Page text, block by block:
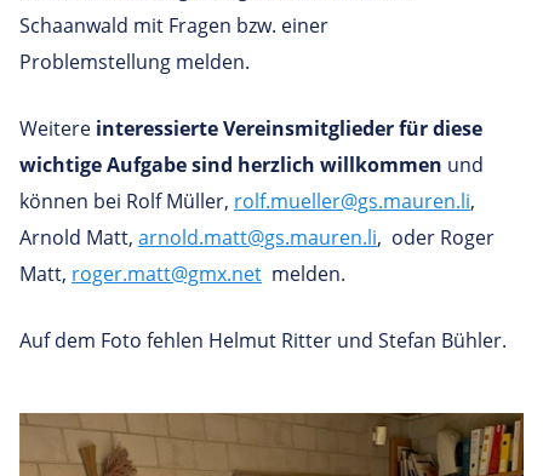
Schaanwald mit Fragen bzw. einer
Problemstellung melden.
Weitere interessierte Vereinsmitglieder für diese
wichtige Aufgabe sind herzlich willkommen und
können bei Rolf Müller, rolf.mueller@gs.mauren.li,
Arnold Matt, arnold.matt@gs.mauren.li, oder Roger
Matt, roger.matt@gmx.net melden.
Auf dem Foto fehlen Helmut Ritter und Stefan Bühler.